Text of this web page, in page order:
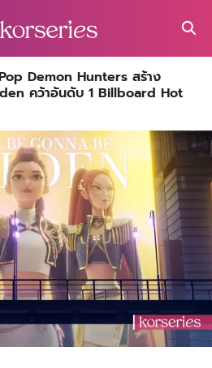
Demon Hunters สร้าง
คว้าอันดับ 1 Billboard Hot